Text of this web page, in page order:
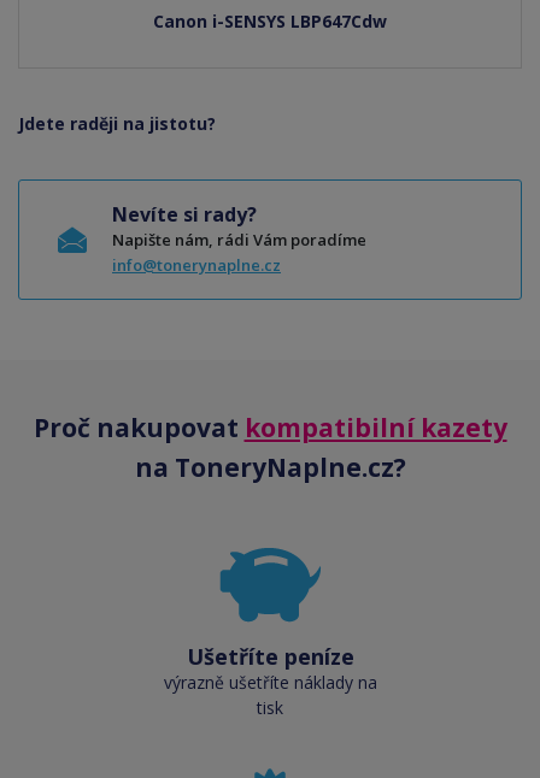
Canon i-SENSYS LBP647Cdw
Jdete raději na jistotu?
Nevíte si rady?
Napište nám, rádi Vám poradíme
info@tonerynaplne.cz
Proč nakupovat kompatibilní kazety
na ToneryNaplne.cz?
Ušetříte peníze
výrazně ušetříte náklady na
tisk